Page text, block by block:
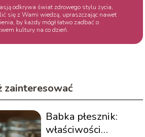
odkrywa świat zdrowego stylu życia,
się z Wami wiedzą, upraszczając nawet
by każdy mógł łatwo zadbać o
kultury na co dzień.
zainteresować
Babka płesznik:
właściwości